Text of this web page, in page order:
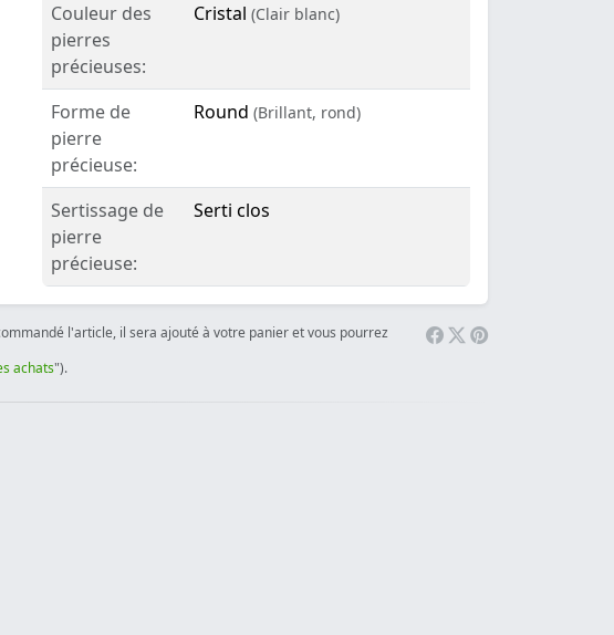
Couleur des
pierres
précieuses:
Cristal (Clair blanc)
Forme de
pierre
précieuse:
Round (Brillant, rond)
Sertissage de
pierre
précieuse:
Serti clos
l'article, il sera ajouté à votre panier et vous pourrez
achats").